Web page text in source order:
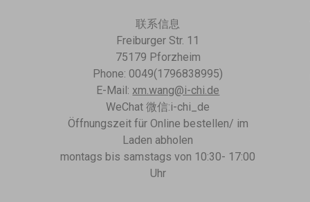
联系信息
Freiburger Str. 11
75179 Pforzheim
Phone: 0049(1796838995)
E-Mail:xm.wang@i-chi.de
WeChat 微信:i-chi_de
Öffnungszeit für Online bestellen/ im
Laden abholen
montags bis samstags von 10:30- 17:00
Uhr